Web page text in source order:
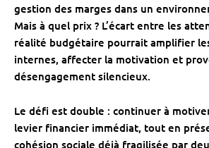
gestion des marges dans un
Mais à quel prix ? L’écart entre les
réalité budgétaire pourrait amplifier
internes, affecter la motivation et
désengagement silencieux.
Le défi est double : continuer à
levier financier immédiat, tout en
cohésion sociale déjà fragilisée par